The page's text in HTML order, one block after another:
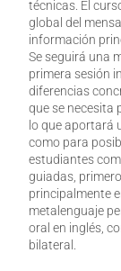
técnicas. El
global del
información
Se seguirá una
primera sesión
diferencias
que se necesita
lo que aportará
como para
estudiantes
guiadas,
principalmente
metalenguaje
oral en inglés,
bilateral.